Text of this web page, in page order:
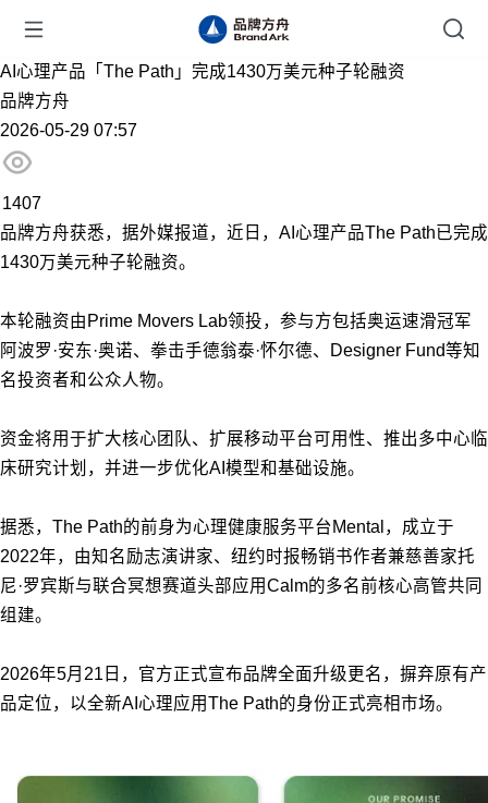
AI心理产品「The Path」完成1430万美元种子轮融资
品牌方舟
2026-05-29 07:57
1407
品牌方舟获悉，据外媒报道，近日，AI心理产品The Path已完成
1430万美元种子轮融资。
本轮融资由Prime Movers Lab领投，参与方包括奥运速滑冠军
阿波罗·安东·奥诺、拳击手德翁泰·怀尔德、Designer Fund等知
名投资者和公众人物。
资金将用于扩大核心团队、扩展移动平台可用性、推出多中心临
床研究计划，并进一步优化AI模型和基础设施。
据悉，The Path的前身为心理健康服务平台Mental，成立于
2022年，由知名励志演讲家、纽约时报畅销书作者兼慈善家托
尼·罗宾斯与联合冥想赛道头部应用Calm的多名前核心高管共同
组建。
2026年5月21日，官方正式宣布品牌全面升级更名，摒弃原有产
品定位，以全新AI心理应用The Path的身份正式亮相市场。